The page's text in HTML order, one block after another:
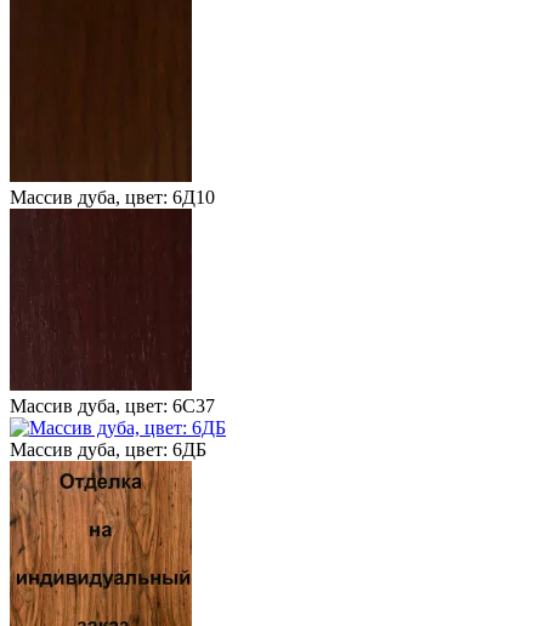
Массив дуба, цвет: 6Д10
Массив дуба, цвет: 6С37
Массив дуба, цвет: 6ДБ